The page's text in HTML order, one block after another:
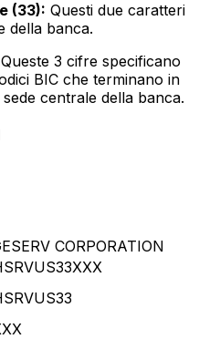
(33): Questi due caratteri
della banca.
Queste 3 cifre specificano
BIC che terminano in
centrale della banca.
CORPORATION